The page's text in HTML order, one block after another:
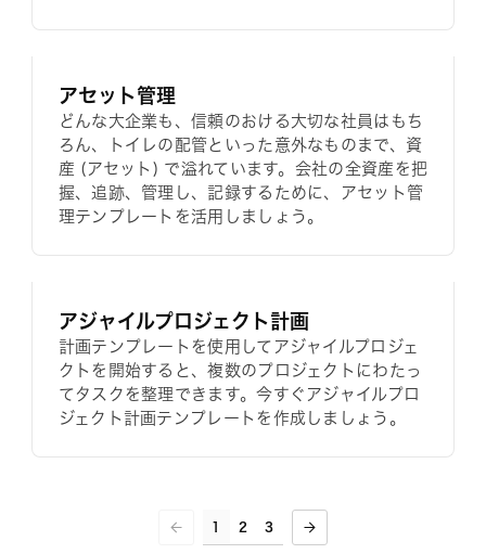
アセット管理
どんな大企業も、信頼のおける大切な社員はもち
ろん、トイレの配管といった意外なものまで、資
産 (アセット) で溢れています。会社の全資産を把
握、追跡、管理し、記録するために、アセット管
理テンプレートを活用しましょう。
アジャイルプロジェクト計画
計画テンプレートを使用してアジャイルプロジェ
クトを開始すると、複数のプロジェクトにわたっ
てタスクを整理できます。今すぐアジャイルプロ
ジェクト計画テンプレートを作成しましょう。
1 2 3